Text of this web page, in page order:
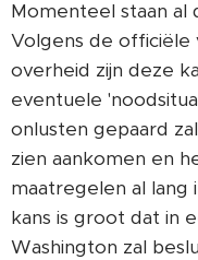
Momenteel staan al
Volgens de officiële
overheid zijn deze
eventuele
onlusten gepaard
zien aankomen en
maatregelen al lang
kans is groot dat in
Washington zal